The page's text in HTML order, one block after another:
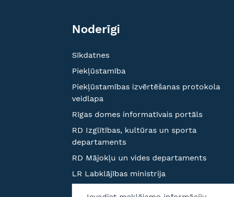
Noderīgi
Sīkdatnes
Piekļūstamība
Piekļūstamības izvērtēšanas protokola
veidlapa
Rīgas domes informatīvais portāls
RD Izglītības, kultūras un sporta
departaments
RD Mājokļu un vides departaments
LR Labklājības ministrija